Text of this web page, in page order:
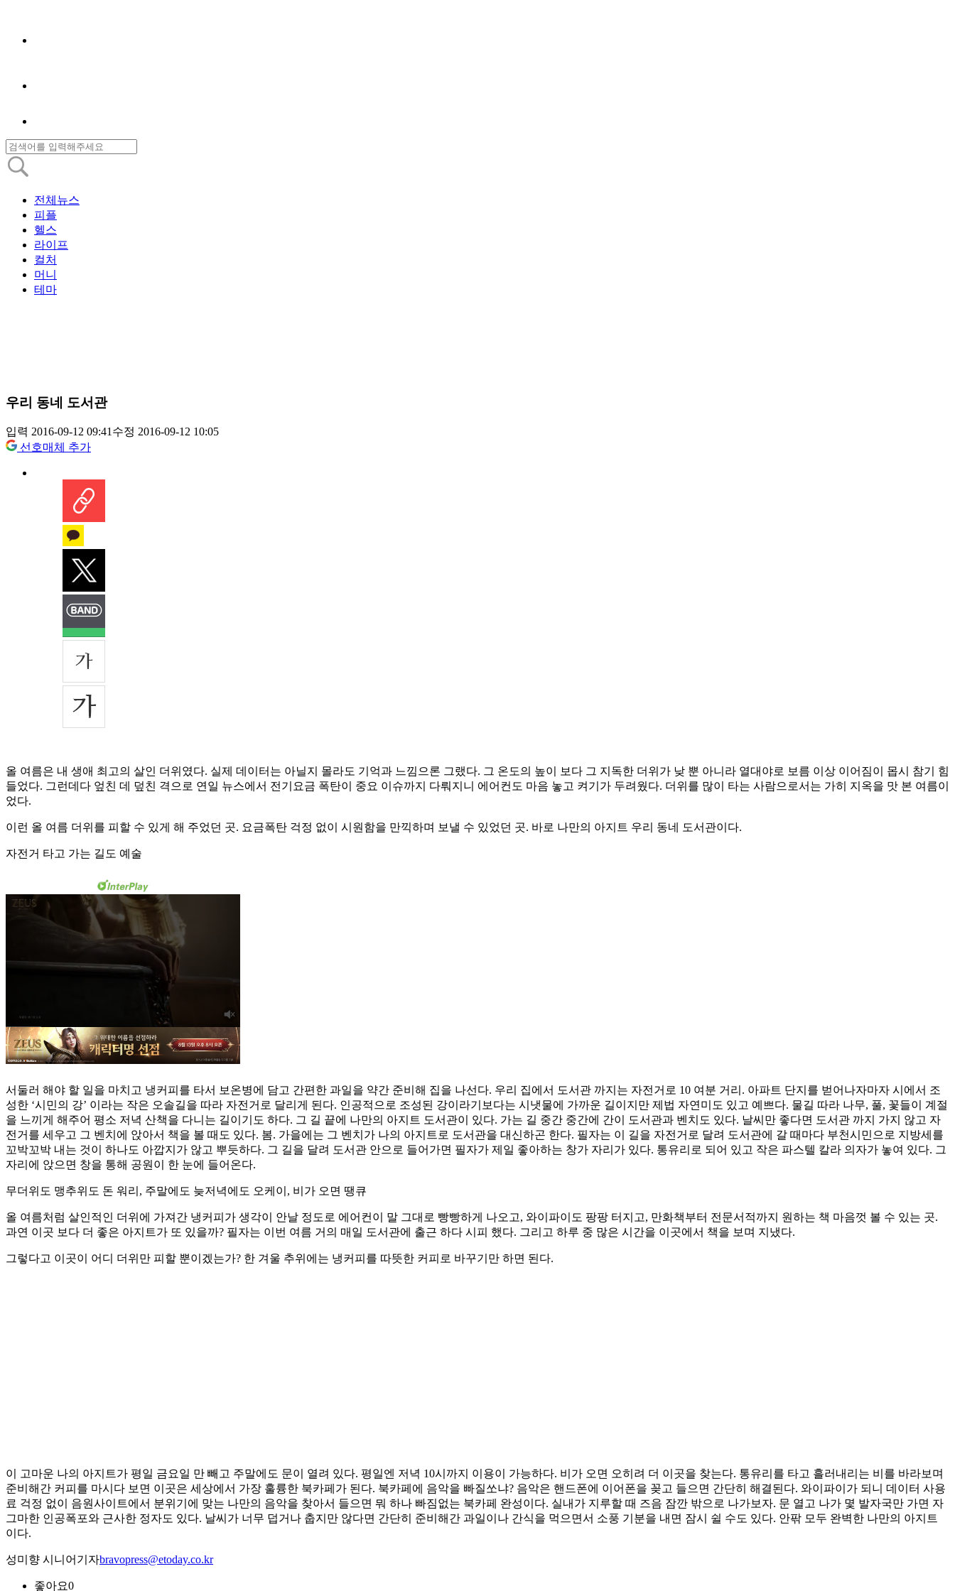
전체뉴스
피플
헬스
라이프
컬처
머니
테마
우리 동네 도서관
입력 2016-09-12 09:41수정 2016-09-12 10:05
선호매체 추가
올 여름은 내 생애 최고의 살인 더위였다. 실제 데이터는 아닐지 몰라도 기억과 느낌으론 그랬다. 그 온도의 높이 보다 그 지독한 더위가 낮 뿐 아니라 열대야로 보름 이상 이어짐이 몹시 참기 힘
들었다. 그런데다 엎친 데 덮친 격으로 연일 뉴스에서 전기요금 폭탄이 중요 이슈까지 다뤄지니 에어컨도 마음 놓고 켜기가 두려웠다. 더위를 많이 타는 사람으로서는 가히 지옥을 맛 본 여름이
었다.
이런 올 여름 더위를 피할 수 있게 해 주었던 곳. 요금폭탄 걱정 없이 시원함을 만끽하며 보낼 수 있었던 곳. 바로 나만의 아지트 우리 동네 도서관이다.
자전거 타고 가는 길도 예술
서둘러 해야 할 일을 마치고 냉커피를 타서 보온병에 담고 간편한 과일을 약간 준비해 집을 나선다. 우리 집에서 도서관 까지는 자전거로 10 여분 거리. 아파트 단지를 벋어나자마자 시에서 조
성한 ‘시민의 강’ 이라는 작은 오솔길을 따라 자전거로 달리게 된다. 인공적으로 조성된 강이라기보다는 시냇물에 가까운 길이지만 제법 자연미도 있고 예쁘다. 물길 따라 나무, 풀, 꽃들이 계절
을 느끼게 해주어 평소 저녁 산책을 다니는 길이기도 하다. 그 길 끝에 나만의 아지트 도서관이 있다. 가는 길 중간 중간에 간이 도서관과 벤치도 있다. 날씨만 좋다면 도서관 까지 가지 않고 자
전거를 세우고 그 벤치에 앉아서 책을 볼 때도 있다. 봄. 가을에는 그 벤치가 나의 아지트로 도서관을 대신하곤 한다. 필자는 이 길을 자전거로 달려 도서관에 갈 때마다 부천시민으로 지방세를
꼬박꼬박 내는 것이 하나도 아깝지가 않고 뿌듯하다. 그 길을 달려 도서관 안으로 들어가면 필자가 제일 좋아하는 창가 자리가 있다. 통유리로 되어 있고 작은 파스텔 칼라 의자가 놓여 있다. 그
자리에 앉으면 창을 통해 공원이 한 눈에 들어온다.
무더위도 맹추위도 돈 워리, 주말에도 늦저녁에도 오케이, 비가 오면 땡큐
올 여름처럼 살인적인 더위에 가져간 냉커피가 생각이 안날 정도로 에어컨이 말 그대로 빵빵하게 나오고, 와이파이도 팡팡 터지고, 만화책부터 전문서적까지 원하는 책 마음껏 볼 수 있는 곳.
과연 이곳 보다 더 좋은 아지트가 또 있을까? 필자는 이번 여름 거의 매일 도서관에 출근 하다 시피 했다. 그리고 하루 중 많은 시간을 이곳에서 책을 보며 지냈다.
그렇다고 이곳이 어디 더위만 피할 뿐이겠는가? 한 겨울 추위에는 냉커피를 따뜻한 커피로 바꾸기만 하면 된다.
이 고마운 나의 아지트가 평일 금요일 만 빼고 주말에도 문이 열려 있다. 평일엔 저녁 10시까지 이용이 가능하다. 비가 오면 오히려 더 이곳을 찾는다. 통유리를 타고 흘러내리는 비를 바라보며
준비해간 커피를 마시다 보면 이곳은 세상에서 가장 훌륭한 북카페가 된다. 북카페에 음악을 빠질쏘냐? 음악은 핸드폰에 이어폰을 꽂고 들으면 간단히 해결된다. 와이파이가 되니 데이터 사용
료 걱정 없이 음원사이트에서 분위기에 맞는 나만의 음악을 찾아서 들으면 뭐 하나 빠짐없는 북카페 완성이다. 실내가 지루할 때 즈음 잠깐 밖으로 나가보자. 문 열고 나가 몇 발자국만 가면 자
그마한 인공폭포와 근사한 정자도 있다. 날씨가 너무 덥거나 춥지만 않다면 간단히 준비해간 과일이나 간식을 먹으면서 소풍 기분을 내면 잠시 쉴 수도 있다. 안팎 모두 완벽한 나만의 아지트
이다.
성미향 시니어기자bravopress@etoday.co.kr
좋아요0